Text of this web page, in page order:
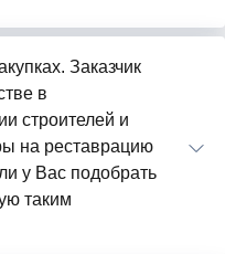
Заказчик
в
строителей и
на реставрацию
у Вас подобрать
таким